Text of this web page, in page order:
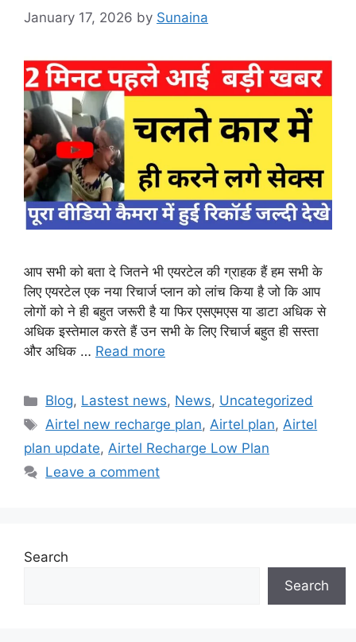
January 17, 2026 by Sunaina
आप सभी को बता दे जितने भी एयरटेल की ग्राहक हैं हम सभी के
लिए एयरटेल एक नया रिचार्ज प्लान को लांच किया है जो कि आप
लोगों को ने ही बहुत जरूरी है या फिर एसएमएस या डाटा अधिक से
अधिक इस्तेमाल करते हैं उन सभी के लिए रिचार्ज बहुत ही सस्ता
और अधिक … Read more
Categories
Blog, Lastest news, News, Uncategorized
Tags
Airtel new recharge plan,Airtel plan,Airtel
plan update, Airtel Recharge Low Plan
Leave a comment
Search
Search